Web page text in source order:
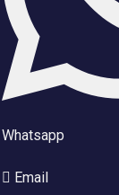
Whatsapp
Email